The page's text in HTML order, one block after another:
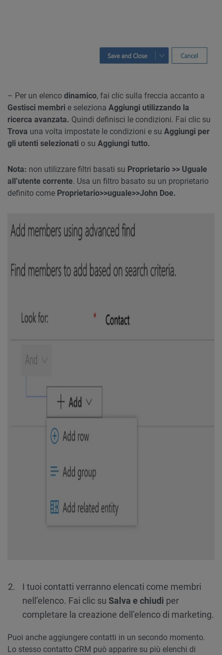
– Per un elenco dinamico, fai clic sulla freccia accanto a
Gestisci membri e seleziona Aggiungi utilizzando la
ricerca avanzata. Quindi definisci le condizioni. Fai clic su
Trova una volta impostate le condizioni e su Aggiungi per
gli utenti selezionati o su Aggiungi tutto.
Nota: non utilizzare filtri basati su Proprietario >> Uguale
all’utente corrente. Usa un filtro basato su un proprietario
definito come Proprietario>>uguale>>John Doe.
I tuoi contatti verranno elencati come membri
nell’elenco. Fai clic su Salva e chiudi per
completare la creazione dell’elenco di marketing.
Puoi anche aggiungere contatti in un secondo momento.
Lo stesso contatto CRM può apparire su più elenchi di